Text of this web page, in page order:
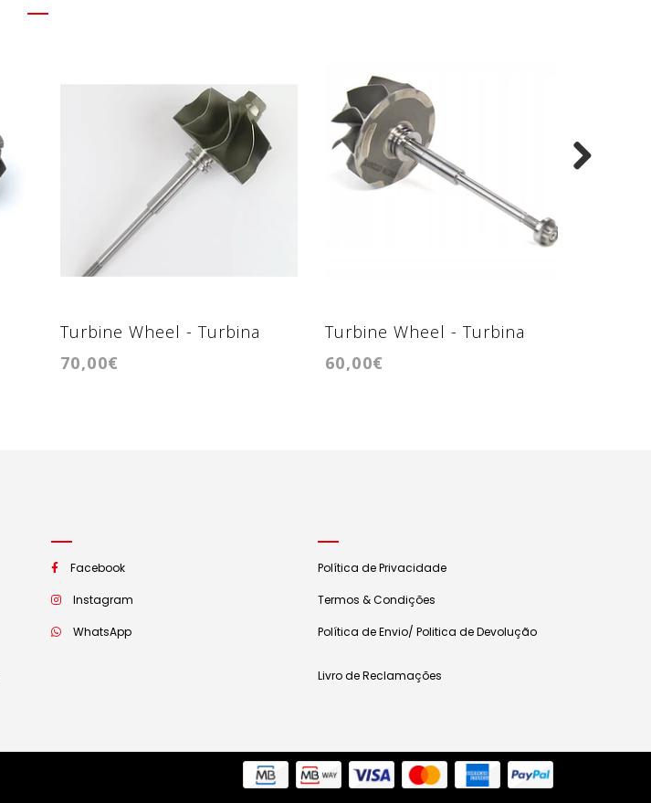
Turbine Wheel - Turbina
GT2260V Iveco 3.0D
70,00€
Turbine Wheel - Turbina
GTB2056VK
60,00€
Facebook
Instagram
WhatsApp
Política de Privacidade
Termos & Condições
Política de Envio/ Politica de Devolução
Livro de Reclamações